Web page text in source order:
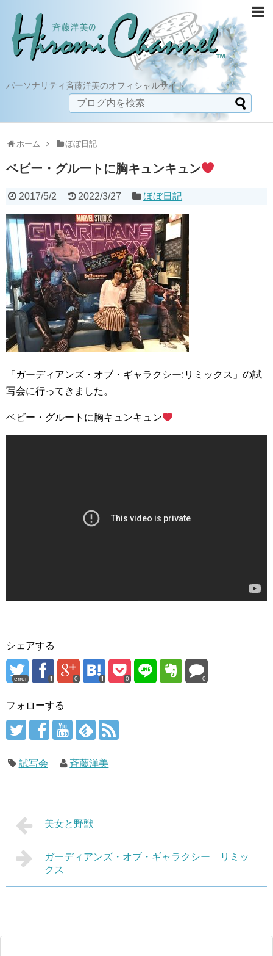
パーソナリティ斉藤洋美のオフィシャルサイト
ホーム ほぼ日記
ベビー・グルートに胸キュンキュン
2017/5/2 2022/3/27 ほぼ日記
「ガーディアンズ・オブ・ギャラクシー:リミックス」の試
写会に行ってきました。
ベビー・グルートに胸キュンキュン
シェアする
error 0 0 0
フォローする
試写会 斉藤洋美
美女と野獣
ガーディアンズ・オブ・ギャラクシー リミッ
クス